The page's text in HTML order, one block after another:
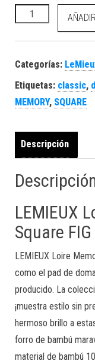
LEMIEUX Loire
Categorías:
Etiquetas: classic,
MEMORY, SQUARE
Descripción
LEMIEUX
Square
LEMIEUX Loire
como el pad de
producido. La
¡muestra estilo sin
hermoso brillo a
forro de bambú
material de bambú